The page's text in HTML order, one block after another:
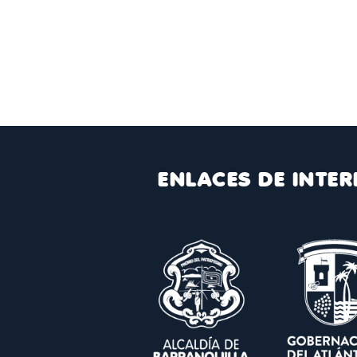
ENLACES DE